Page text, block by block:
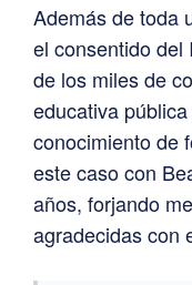
Además de toda
el consentido del
de los miles de
educativa
conocimiento de
este caso con
años, forjando
agradecidas con